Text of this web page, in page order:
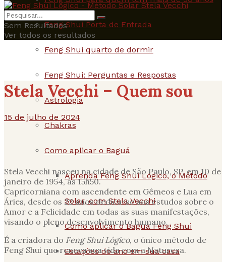
Feng Shui Porta de Entrada
Feng Shui quarto de dormir
Feng Shui: Perguntas e Respostas
Astrologia
Chakras
Como aplicar o Baguá
Aprenda Feng Shui Lógico, o Método
Solar, com Stela Vecchi
Como aplicar o Baguá Feng Shui
Estações do ano em sua casa
Sem Resultados
Ver todos os resultados
Stela Vecchi – Quem sou
15 de julho de 2024
Stela Vecchi nasceu na cidade de São Paulo, SP, em 10 de
janeiro de 1954, às 15h50.
Capricorniana com ascendente em Gêmeos e Lua em
Áries, desde os 22 anos dedica-se aos estudos sobre o
Amor e a Felicidade em todas as suas manifestações,
visando o pleno desenvolvimento humano.
É a criadora do Feng Shui Lógico, o único método de
Feng Shui que renova sua vida com a Natureza.